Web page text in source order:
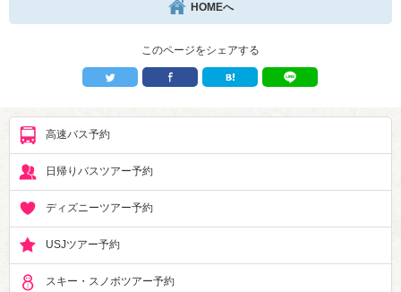
HOMEへ
このページをシェアする
高速バス予約
日帰りバスツアー予約
ディズニーツアー予約
USJツアー予約
スキー・スノボツアー予約